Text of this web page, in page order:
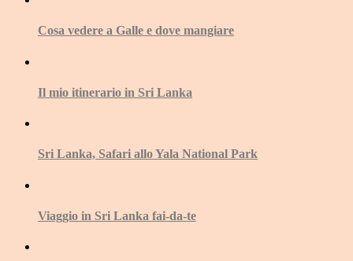
Cosa vedere a Galle e dove mangiare
Il mio itinerario in Sri Lanka
Sri Lanka, Safari allo Yala National Park
Viaggio in Sri Lanka fai-da-te